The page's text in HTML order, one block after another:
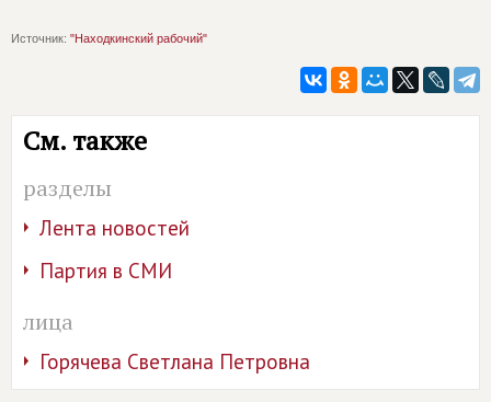
Источник: "Находкинский рабочий"
См. также
разделы
Лента новостей
Партия в СМИ
лица
Горячева Светлана Петровна